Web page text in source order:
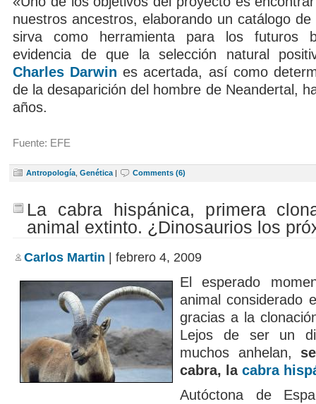
nuestros ancestros, elaborando un catálogo de
sirva como herramienta para los futuros
evidencia de que la selección natural
Charles Darwin es acertada, así como
de la desaparición del hombre de Neandertal,
años.
Fuente: EFE
Antropología Genética | Comments (6)
La cabra hispánica, primera
animal extinto. ¿Dinosaurios los
Carlos Martin | febrero 4, 2009
El esperado
animal considerado
gracias a la
Lejos de ser un
muchos anhelan,
cabra, la cabra
Autóctona de